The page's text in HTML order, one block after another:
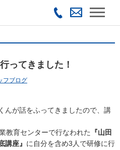
ってきました！
フブログ
んが話をふってきましたので、講
教育センターで行なわれた
『山田
講座』 に自分を含め3人で研修に行